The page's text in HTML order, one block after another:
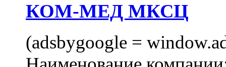
КОМ-МЕД МКСЦ
(adsbygoogle =